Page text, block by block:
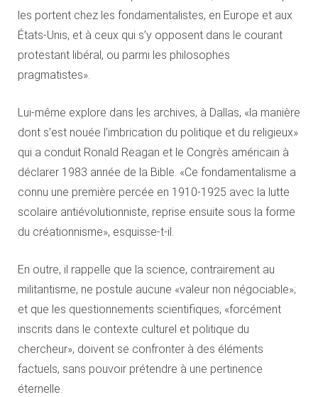
les portent chez les fondamentalistes, en Europe et aux
États-Unis, et à ceux qui s’y opposent dans le courant
protestant libéral, ou parmi les philosophes
pragmatistes».
Lui-même explore dans les archives, à Dallas, «la manière
dont s’est nouée l’imbrication du politique et du religieux»
qui a conduit Ronald Reagan et le Congrès américain à
déclarer 1983 année de la Bible. «Ce fondamentalisme a
connu une première percée en 1910-1925 avec la lutte
scolaire antiévolutionniste, reprise ensuite sous la forme
du créationnisme», esquisse-t-il.
En outre, il rappelle que la science, contrairement au
militantisme, ne postule aucune «valeur non négociable»;
et que les questionnements scientifiques, «forcément
inscrits dans le contexte culturel et politique du
chercheur», doivent se confronter à des éléments
factuels, sans pouvoir prétendre à une pertinence
éternelle.